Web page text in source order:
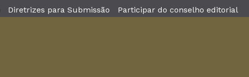
Diretrizes para Submissão Participar do conselho editorial